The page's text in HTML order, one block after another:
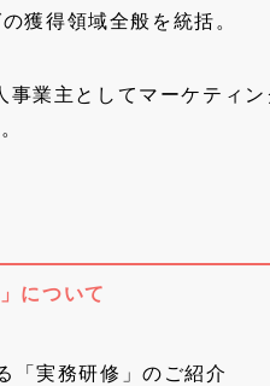
獲得領域全般を統括。
業主としてマーケティ
について
「実務研修」のご紹介